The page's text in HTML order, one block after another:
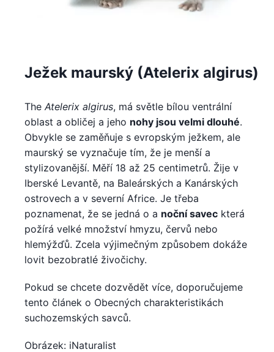
Ježek maurský (Atelerix algirus)
The Atelerix algirus, má světle bílou ventrální
oblast a obličej a jeho nohy jsou velmi dlouhé.
Obvykle se zaměňuje s evropským ježkem, ale
maurský se vyznačuje tím, že je menší a
stylizovanější. Měří 18 až 25 centimetrů. Žije v
Iberské Levantě, na Baleárských a Kanárských
ostrovech a v severní Africe. Je třeba
poznamenat, že se jedná o a noční savec která
požírá velké množství hmyzu, červů nebo
hlemýžďů. Zcela výjimečným způsobem dokáže
lovit bezobratlé živočichy.
Pokud se chcete dozvědět více, doporučujeme
tento článek o Obecných charakteristikách
suchozemských savců.
Obrázek: iNaturalist